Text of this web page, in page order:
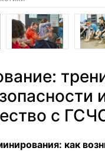
с
как